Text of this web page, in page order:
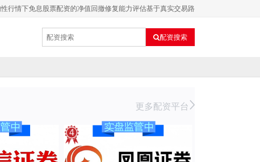
行情下免息股票配资的净值回撤修复能力评估基于真实交易路
配资搜索
更多配资平台